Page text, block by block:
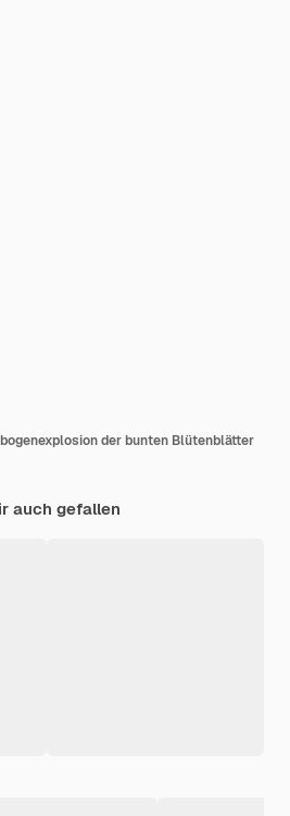
der bunten Blütenblätter
auch gefallen